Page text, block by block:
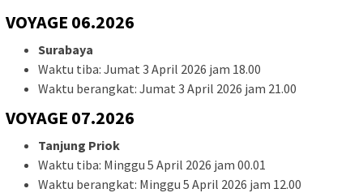
VOYAGE 06.2026
Surabaya
Waktu tiba: Jumat 3 April 2026 jam 18.00
Waktu berangkat: Jumat 3 April 2026 jam 21.00
VOYAGE 07.2026
Tanjung Priok
Waktu tiba: Minggu 5 April 2026 jam 00.01
Waktu berangkat: Minggu 5 April 2026 jam 12.00